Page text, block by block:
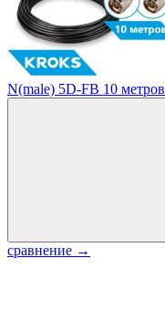
N(male) 5D-FB 10 метров
сравнение →